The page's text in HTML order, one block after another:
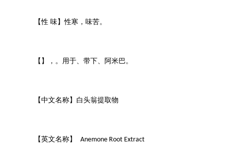
【性 味】性寒，味苦。
【】，。用于、带下、阿米巴。
【中文名称】白头翁提取物
【英文名称】 Anemone Root Extract